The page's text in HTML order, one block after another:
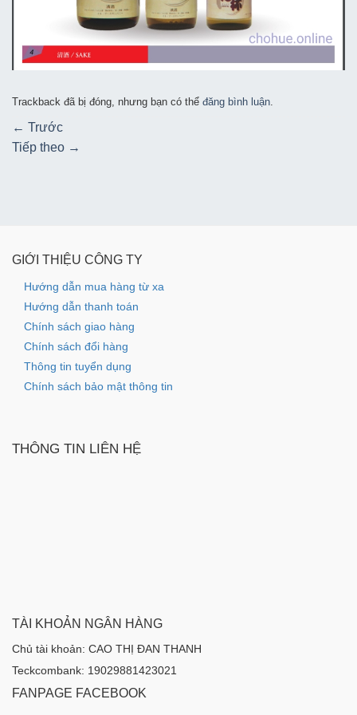
Trackback đã bị đóng, nhưng bạn có thể đăng bình luận.
← Trước
Tiếp theo →
GIỚI THIỆU CÔNG TY
Hướng dẫn mua hàng từ xa
Hướng dẫn thanh toán
Chính sách giao hàng
Chính sách đổi hàng
Thông tin tuyển dụng
Chính sách bảo mật thông tin
THÔNG TIN LIÊN HỆ
TÀI KHOẢN NGÂN HÀNG
Chủ tài khoản: CAO THỊ ĐAN THANH
Teckcombank: 19029881423021
FANPAGE FACEBOOK